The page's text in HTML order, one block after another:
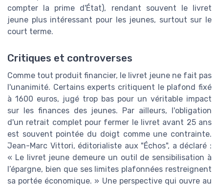
compter la prime d'État), rendant souvent le livret
jeune plus intéressant pour les jeunes, surtout sur le
court terme.
Critiques et controverses
Comme tout produit financier, le livret jeune ne fait pas
l'unanimité. Certains experts critiquent le plafond fixé
à 1600 euros, jugé trop bas pour un véritable impact
sur les finances des jeunes. Par ailleurs, l'obligation
d'un retrait complet pour fermer le livret avant 25 ans
est souvent pointée du doigt comme une contrainte.
Jean-Marc Vittori, éditorialiste aux "Échos", a déclaré :
« Le livret jeune demeure un outil de sensibilisation à
l’épargne, bien que ses limites plafonnées restreignent
sa portée économique. » Une perspective qui ouvre au